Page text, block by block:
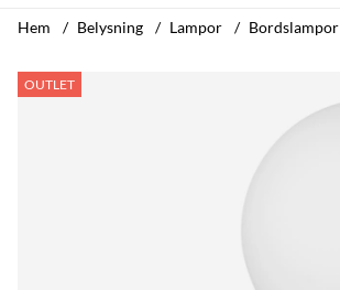
Hem
Belysning Lampor Bordslampor
OUTLET
Produktbilder Bordslampa 'Torrano' - Brun